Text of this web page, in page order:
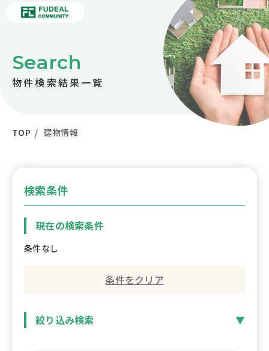
物件検索結果一覧
Search
TOP 建物情報
検索条件
現在の検索条件
条件なし
条件をクリア
絞り込み検索